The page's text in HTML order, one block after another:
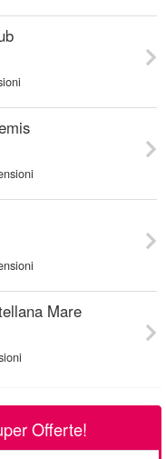
Mare
Offerte!